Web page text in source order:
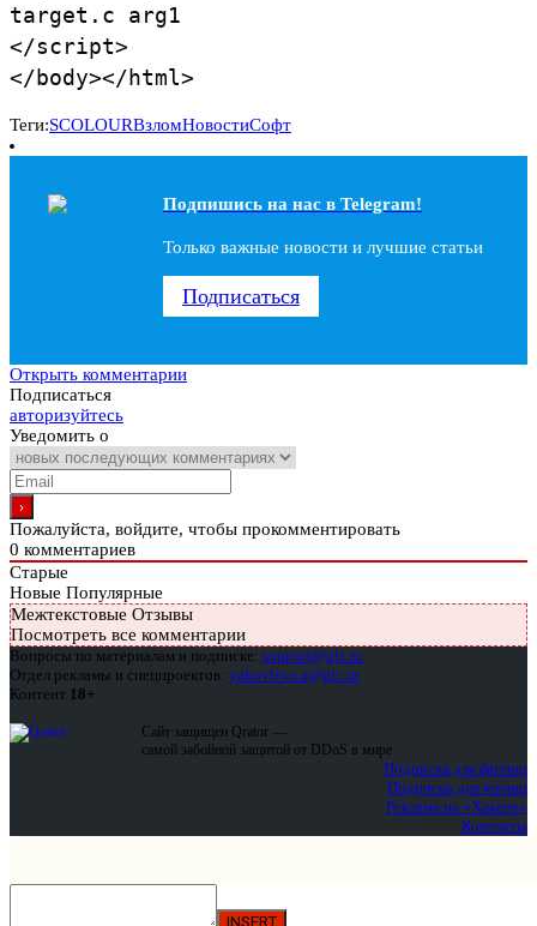
target.c arg1
</script>
</body></html>
Теги:SCOLOURВзломНовостиСофт
Подпишись на наc в Telegram!
Только важные новости и лучшие статьи
Подписаться
Открыть комментарии
Подписаться
авторизуйтесь
Уведомить о
Пожалуйста, войдите, чтобы прокомментировать
0 комментариев
Старые
Новые Популярные
Межтекстовые Отзывы
Посмотреть все комментарии
Вопросы по материалам и подписке: support@glc.ru
Отдел рекламы и спецпроектов: yakovleva.a@glc.ru
Контент 18+
Сайт защищен Qrator —
самой забойной защитой от DDoS в мире
Подписка для физлиц
Подписка для юрлиц
Реклама на «Хакере»
Контакты
INSERT